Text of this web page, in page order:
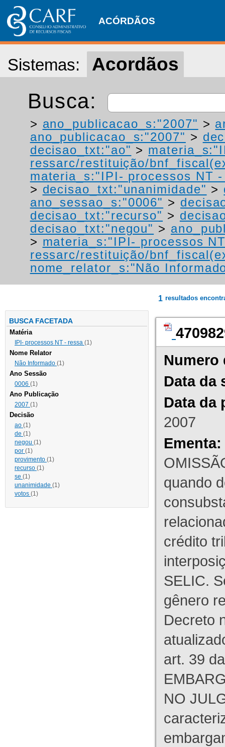
ACÓRDÃOS
Sistemas: Acordãos
Busca:
> ano_publicacao_s:"2007" >
ano_publicacao_s:"2007" >
decisao_txt:"ao" >
ressarc/restituição/
materia_s:"IPI- processos NT
> decisao_txt:"unanimidade" >
ano_sessao_s:"0006" >
decisao_txt:"recurso" >
decisao_txt:"negou" >
> materia_s:"IPI- processos
ressarc/restituição/
nome_relator_s:"Não
BUSCA FACETADA
Matéria
IPI- processos NT - ressa (1)
Nome Relator
Não Informado (1)
Ano Sessão
0006 (1)
Ano Publicação
2007 (1)
Decisão
ao (1)
de (1)
negou (1)
por (1)
provimento (1)
recurso (1)
se (1)
unanimidade (1)
votos (1)
1 resultados
Numero
Data da
Data da
2007
Ementa:
quando
crédito
SELIC.
gênero
Decreto
art. 39
NO